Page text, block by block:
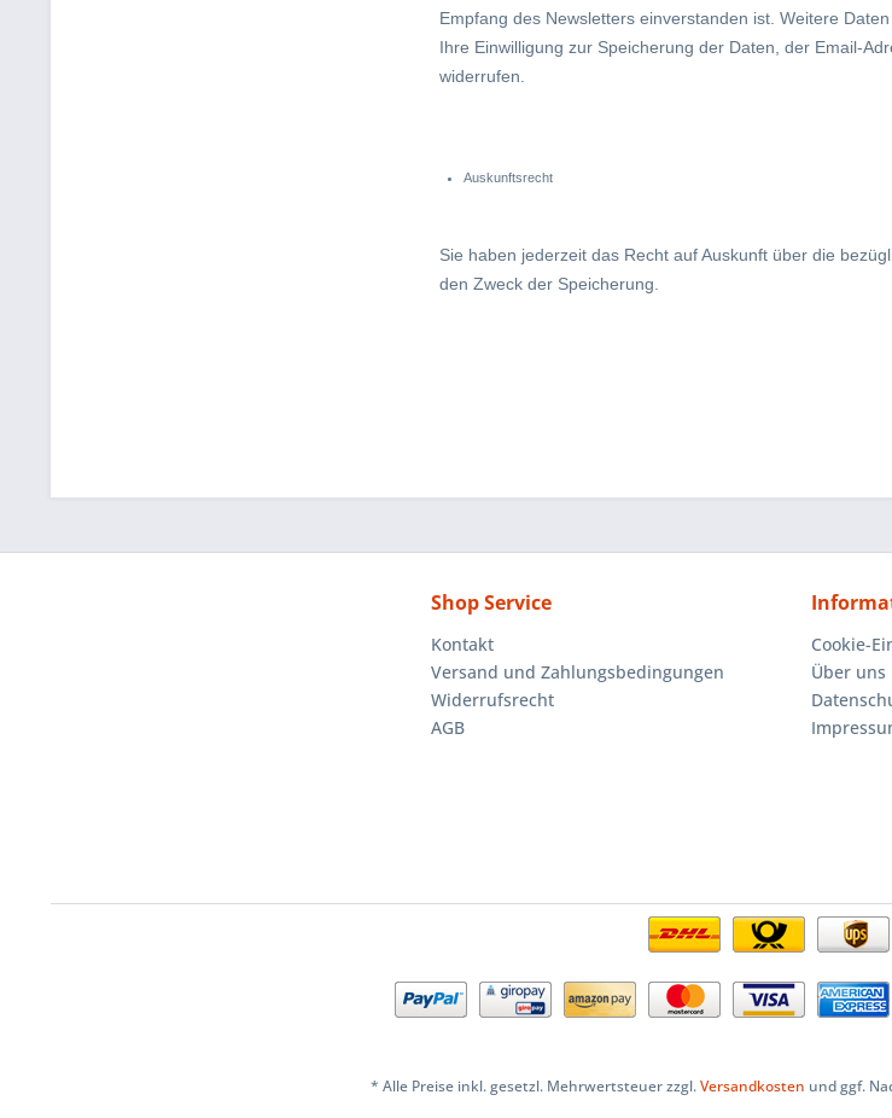
Empfang des Newsletters einverstanden ist. Weitere
Ihre Einwilligung zur Speicherung der Daten, der Email-
widerrufen.
Auskunftsrecht
Sie haben jederzeit das Recht auf Auskunft über die
den Zweck der Speicherung.
Shop Service
Kontakt
Versand und Zahlungsbedingungen
Widerrufsrecht
AGB
Cookie-
Über uns
* Alle Preise inkl. gesetzl. Mehrwertsteuer zzgl.Versandkosten und ggf.